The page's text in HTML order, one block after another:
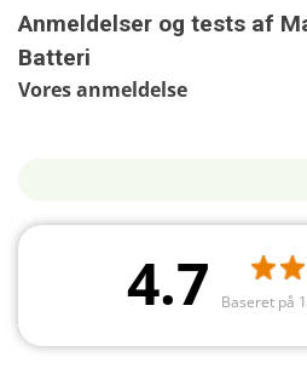
Anmeldelser og tests af
Batteri
Vores anmeldelse
4.7 Baseret på